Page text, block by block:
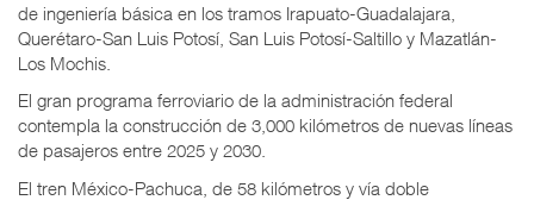
de ingeniería básica en los tramos Irapuato-Guadalajara,
Querétaro-San Luis Potosí, San Luis Potosí-Saltillo y Mazatlán-
Los Mochis.
El gran programa ferroviario de la administración federal
contempla la construcción de 3,000 kilómetros de nuevas líneas
de pasajeros entre 2025 y 2030.
El tren México-Pachuca, de 58 kilómetros y vía doble